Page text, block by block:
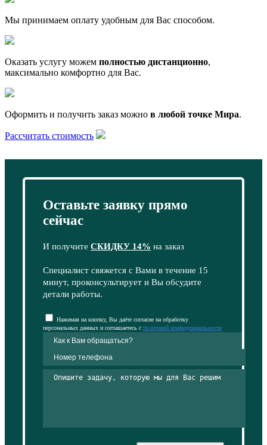
Мы принимаем оплату удобным для Вас способом.
Оказать услугу можем полностью дистанционно,
максимально комфортно для Вас.
Оформить и получить заказ можно в любой точке Мира.
Рассчитать стоимость
Оставьте заявку прямо
сейчас
И получите СКИДКУ 14% на заказ
Специалист свяжется с Вами в течение 15
минут, проконсультирует и Вы обсудите
детали работы.
Нажимая на кнопку, Вы даёте согласие на обработку
персональных данных и соглашаетесь с политикой конфиденциальности